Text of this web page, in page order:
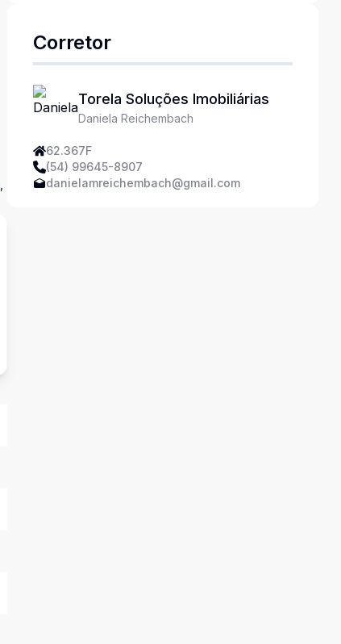
Corretor
Torela Soluções Imobiliárias
Daniela Reichembach
62.367F
(54) 99645-8907
danielamreichembach@gmail.com